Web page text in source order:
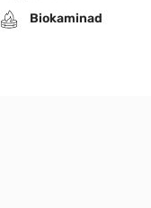
Biokaminad